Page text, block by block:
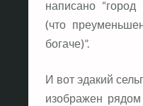
написано
(что
богаче)”.
И вот эдакий
изображен